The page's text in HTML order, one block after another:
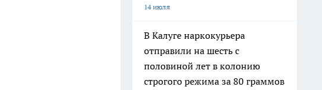
14 июля
В Калуге наркокурьера
отправили на шесть с
половиной лет в колонию
строгого режима за 80 граммов